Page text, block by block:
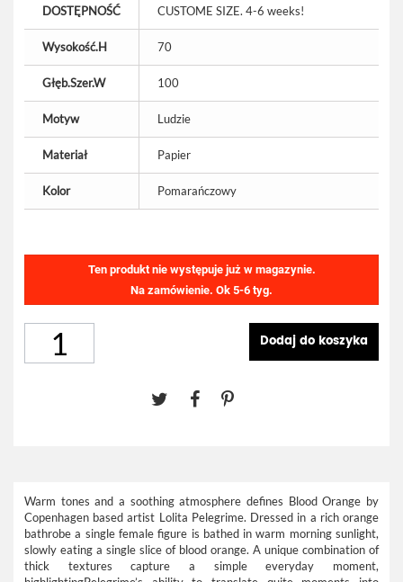
DOSTĘPNOŚĆ CUSTOME SIZE. 4-6 weeks!
Wysokość.H 70
Głęb.Szer.W 100
Motyw Ludzie
Materiał Papier
Kolor Pomarańczowy
Ten produkt nie występuje już w magazynie.
Na zamówienie. Ok 5-6 tyg.
Dodaj do koszyka
Warm tones and a soothing atmosphere defines Blood Orange by
Copenhagen based artist Lolita Pelegrime. Dressed in a rich orange
bathrobe a single female figure is bathed in warm morning sunlight,
slowly eating a single slice of blood orange. A unique combination of
thick textures capture a simple everyday moment,